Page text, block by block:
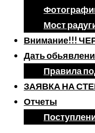
Мост
Внимание!!!
Дать
Правила
ЗАЯВКА НА
Отчеты